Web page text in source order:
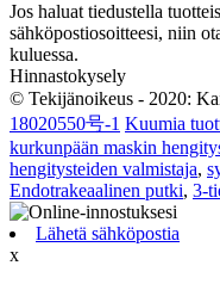
Jos haluat tiedustella
sähköpostiosoitteesi, niin
kuluessa.
Hinnastokysely
© Tekijänoikeus - 2020:
18020550号-1 Kuumia
kurkunpään maskin
hengitysteiden valmistaja,
Endotrakeaalinen putki, 3-
Lähetä sähköpostia
x